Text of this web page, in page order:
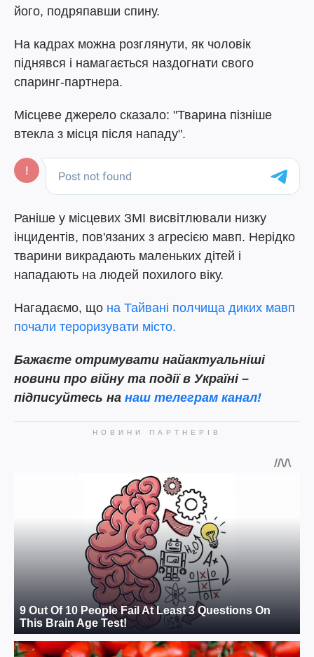
його, подряпавши спину.
На кадрах можна розглянути, як чоловік
піднявся і намагається наздогнати свого
спаринг-партнера.
Місцеве джерело сказало: "Тварина пізніше
втекла з місця після нападу".
Раніше у місцевих ЗМІ висвітлювали низку
інцидентів, пов'язаних з агресією мавп. Нерідко
тварини викрадають маленьких дітей і
нападають на людей похилого віку.
Нагадаємо, що на Тайвані полчища диких мавп
почали тероризувати місто.
Бажаєте отримувати найактуальніші
новини про війну та події в Україні –
підписуйтесь на наш телеграм канал!